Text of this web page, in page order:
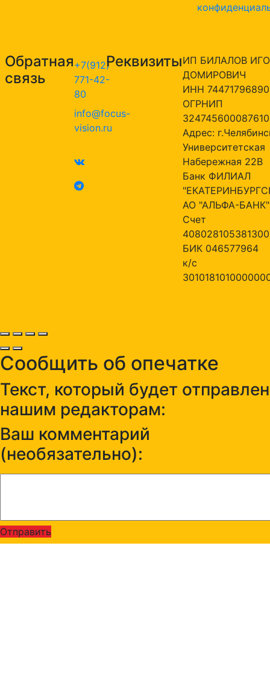
Обратная
связь
+7(912)
771-42-
80
info@focus-
vision.ru
РеквизитыИП БИЛАЛОВ
ДОМИРОВИЧ
ИНН
ОГРНИП
324745600087610
Адрес:
Университетская
Набережная 22В
Банк ФИЛИАЛ
АО "АЛЬФА-БАНК"
Счет
БИК 046577964
к/с
Сообщить об опечатке
Текст, который будет отправлен
нашим редакторам:
Ваш комментарий
(необязательно):
Отправить